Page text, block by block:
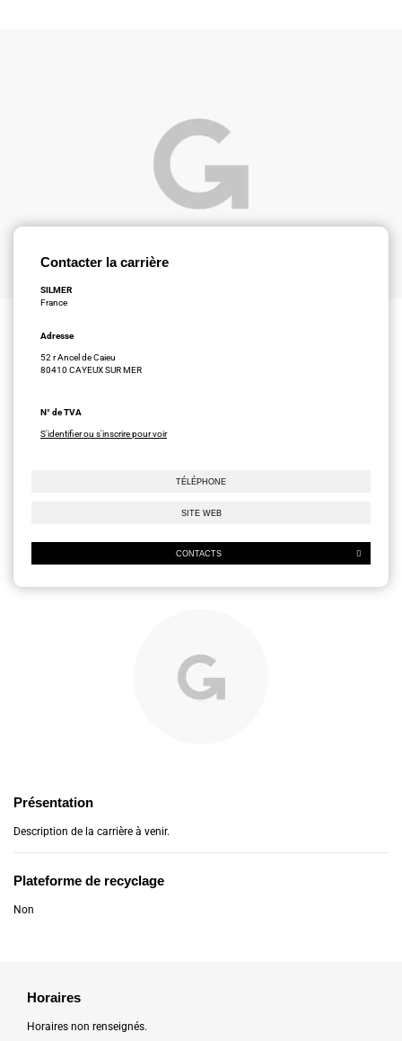
Contacter la carrière
SILMER
France
Adresse
52 r Ancel de Caieu
80410 CAYEUX SUR MER
N° de TVA
S'identifier ou s'inscrire pour voir
TÉLÉPHONE
SITE WEB
CONTACTS
Présentation
Description de la carrière à venir.
Plateforme de recyclage
Non
Horaires
Horaires non renseignés.